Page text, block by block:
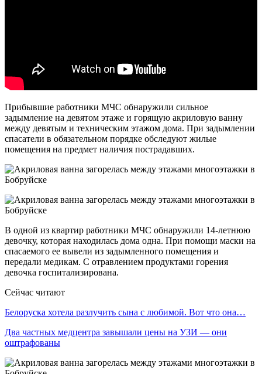
Прибывшие работники МЧС обнаружили сильное
задымление на девятом этаже и горящую акриловую ванну
между девятым и техническим этажом дома. При задымлении
спасатели в обязательном порядке обследуют жилые
помещения на предмет наличия пострадавших.
В одной из квартир работники МЧС обнаружили 14-летнюю
девочку, которая находилась дома одна. При помощи маски на
спасаемого ее вывели из задымленного помещения и
передали медикам. С отравлением продуктами горения
девочка госпитализирована.
Сейчас читают
Белоруска хотела разлучить сына с любимой. Вот что она…
Два частных медцентра завышали цены на УЗИ — они
оштрафованы